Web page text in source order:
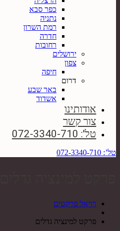
כפר סבא
נתניה
רמת השרון
חדרה
רחובות
ירושלים
צפון
חיפה
דרום
באר שבע
אשדוד
אודותינו
צור קשר
טל': 072-3340-710
טל’: 072-3340-710
רויאל פרקטים
פרקט למינציה גדלים